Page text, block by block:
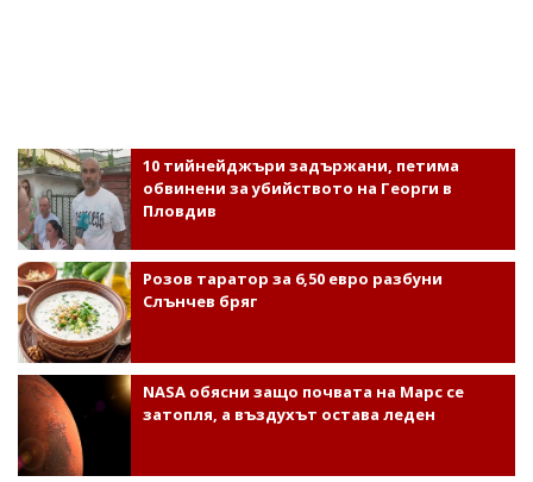
10 тийнейджъри задържани, петима
обвинени за убийството на Георги в
Пловдив
Розов таратор за 6,50 евро разбуни
Слънчев бряг
NASA обясни защо почвата на Марс се
затопля, а въздухът остава леден